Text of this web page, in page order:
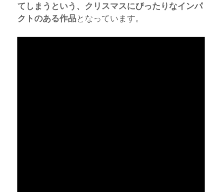
てしまうという、クリスマスにぴったりなインパ
クトのある作品となっています。